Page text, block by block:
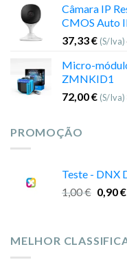
Câmara IP
CMOS Auto
37,33€ (S/Iva)
Micro-
ZMNKID1
72,00€ (S/Iva)
PROMOÇÃO
Teste - DNX
1,00€ 0,90€
MELHOR